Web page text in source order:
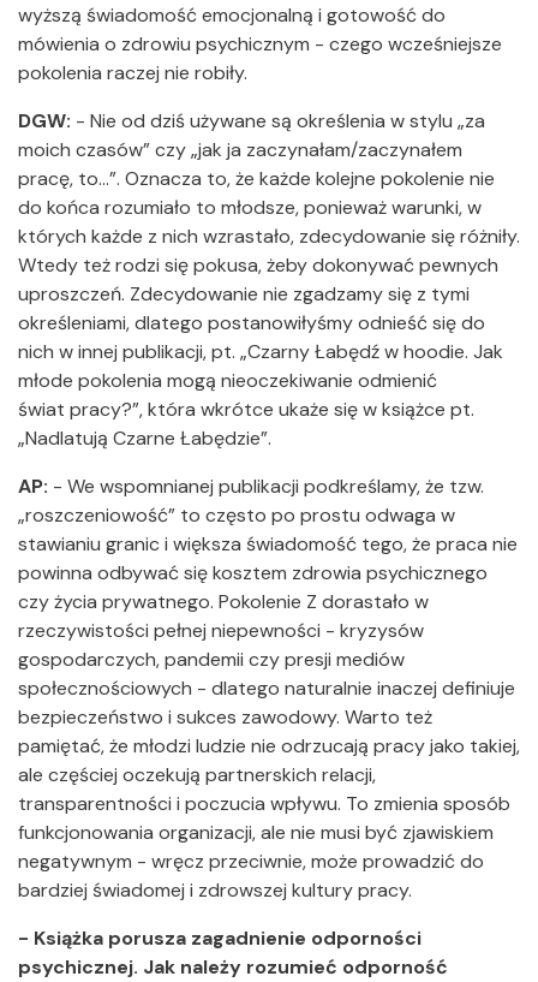
wyższą świadomość emocjonalną i gotowość do
mówienia o zdrowiu psychicznym - czego wcześniejsze
pokolenia raczej nie robiły.
DGW: - Nie od dziś używane są określenia w stylu „za
moich czasów” czy „jak ja zaczynałam/zaczynałem
pracę, to...”. Oznacza to, że każde kolejne pokolenie nie
do końca rozumiało to młodsze, ponieważ warunki, w
których każde z nich wzrastało, zdecydowanie się różniły.
Wtedy też rodzi się pokusa, żeby dokonywać pewnych
uproszczeń. Zdecydowanie nie zgadzamy się z tymi
określeniami, dlatego postanowiłyśmy odnieść się do
nich w innej publikacji, pt. „Czarny Łabędź w hoodie. Jak
młode pokolenia mogą nieoczekiwanie odmienić
świat pracy?”, która wkrótce ukaże się w książce pt.
„Nadlatują Czarne Łabędzie”.
AP: - We wspomnianej publikacji podkreślamy, że tzw.
„roszczeniowość” to często po prostu odwaga w
stawianiu granic i większa świadomość tego, że praca nie
powinna odbywać się kosztem zdrowia psychicznego
czy życia prywatnego. Pokolenie Z dorastało w
rzeczywistości pełnej niepewności - kryzysów
gospodarczych, pandemii czy presji mediów
społecznościowych - dlatego naturalnie inaczej definiuje
bezpieczeństwo i sukces zawodowy. Warto też
pamiętać, że młodzi ludzie nie odrzucają pracy jako takiej,
ale częściej oczekują partnerskich relacji,
transparentności i poczucia wpływu. To zmienia sposób
funkcjonowania organizacji, ale nie musi być zjawiskiem
negatywnym - wręcz przeciwnie, może prowadzić do
bardziej świadomej i zdrowszej kultury pracy.
- Książka porusza zagadnienie odporności
psychicznej. Jak należy rozumieć odporność